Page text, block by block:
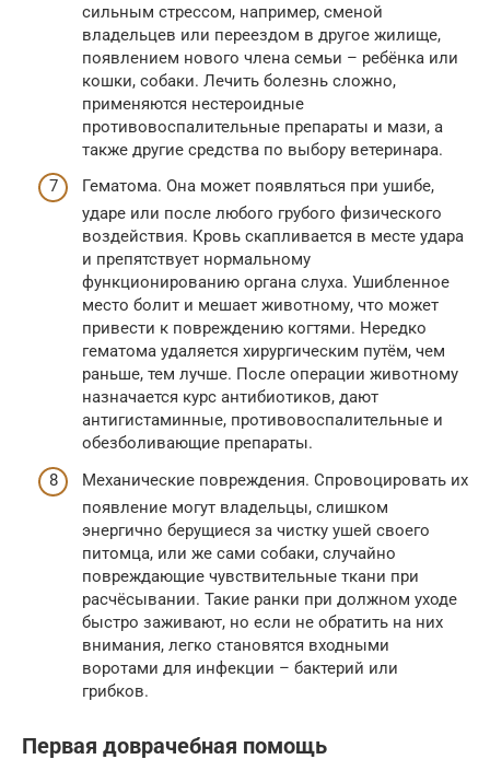
сильным стрессом, например, сменой
владельцев или переездом в другое жилище,
появлением нового члена семьи – ребёнка или
кошки, собаки. Лечить болезнь сложно,
применяются нестероидные
противовоспалительные препараты и мази, а
также другие средства по выбору ветеринара.
Гематома. Она может появляться при ушибе,
ударе или после любого грубого физического
воздействия. Кровь скапливается в месте удара
и препятствует нормальному
функционированию органа слуха. Ушибленное
место болит и мешает животному, что может
привести к повреждению когтями. Нередко
гематома удаляется хирургическим путём, чем
раньше, тем лучше. После операции животному
назначается курс антибиотиков, дают
антигистаминные, противовоспалительные и
обезболивающие препараты.
Механические повреждения. Спровоцировать их
появление могут владельцы, слишком
энергично берущиеся за чистку ушей своего
питомца, или же сами собаки, случайно
повреждающие чувствительные ткани при
расчёсывании. Такие ранки при должном уходе
быстро заживают, но если не обратить на них
внимания, легко становятся входными
воротами для инфекции – бактерий или
грибков.
Первая доврачебная помощь